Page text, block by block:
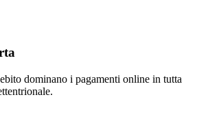
dominano i pagamenti online in tutta